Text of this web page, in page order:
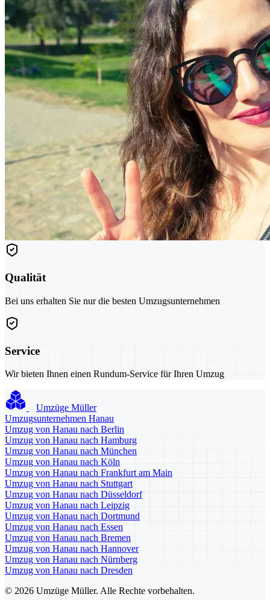
Qualität
Bei uns erhalten Sie nur die besten Umzugsunternehmen
Service
Wir bieten Ihnen einen Rundum-Service für Ihren Umzug
Umzüge Müller
Umzugsunternehmen Hanau
Umzug von Hanau nach Berlin
Umzug von Hanau nach Hamburg
Umzug von Hanau nach München
Umzug von Hanau nach Köln
Umzug von Hanau nach Frankfurt am Main
Umzug von Hanau nach Stuttgart
Umzug von Hanau nach Düsseldorf
Umzug von Hanau nach Leipzig
Umzug von Hanau nach Dortmund
Umzug von Hanau nach Essen
Umzug von Hanau nach Bremen
Umzug von Hanau nach Hannover
Umzug von Hanau nach Nürnberg
Umzug von Hanau nach Dresden
© 2026 Umzüge Müller. Alle Rechte vorbehalten.